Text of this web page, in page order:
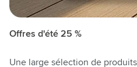
Offres d'été 25 %
Une large sélection de